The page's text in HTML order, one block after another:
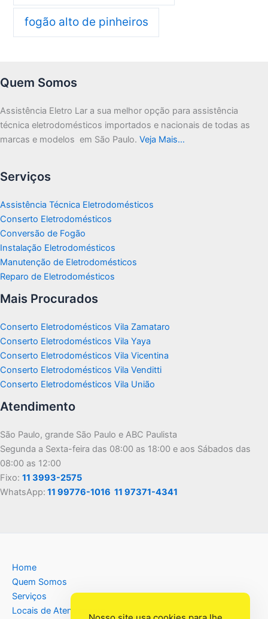
fogão alto de pinheiros
Quem Somos
Assistência Eletro Lar a sua melhor opção para assistência
técnica eletrodomésticos importados e nacionais de todas as
marcas e modelos em São Paulo. Veja Mais…
Serviços
Assistência Técnica Eletrodomésticos
Conserto Eletrodomésticos
Conversão de Fogão
Instalação Eletrodomésticos
Manutenção de Eletrodomésticos
Reparo de Eletrodomésticos
Mais Procurados
Conserto Eletrodomésticos Vila Zamataro
Conserto Eletrodomésticos Vila Yaya
Conserto Eletrodomésticos Vila Vicentina
Conserto Eletrodomésticos Vila Venditti
Conserto Eletrodomésticos Vila União
Atendimento
São Paulo, grande São Paulo e ABC Paulista
Segunda a Sexta-feira das 08:00 as 18:00 e aos Sábados das
08:00 as 12:00
Fixo: 11 3993-2575
WhatsApp: 11 99776-1016 11 97371-4341
Home
Quem Somos
Serviços
Locais de Atendimento